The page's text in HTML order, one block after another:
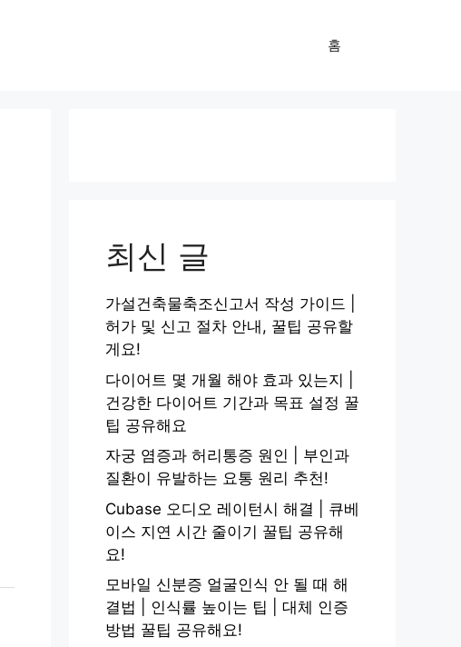
홈
최신 글
가설건축물축조신고서 작성 가이드 |
허가 및 신고 절차 안내, 꿀팁 공유할
게요!
다이어트 몇 개월 해야 효과 있는지 |
건강한 다이어트 기간과 목표 설정 꿀
팁 공유해요
자궁 염증과 허리통증 원인 | 부인과
질환이 유발하는 요통 원리 추천!
Cubase 오디오 레이턴시 해결 | 큐베
이스 지연 시간 줄이기 꿀팁 공유해
요!
모바일 신분증 얼굴인식 안 될 때 해
결법 | 인식률 높이는 팁 | 대체 인증
방법 꿀팁 공유해요!